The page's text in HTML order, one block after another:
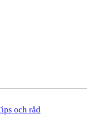
och råd